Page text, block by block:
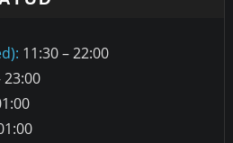
11:30 – 22:00
23:00